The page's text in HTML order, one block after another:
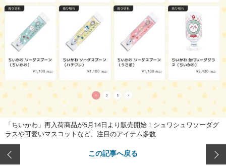
「ちいかわ」再入荷商品が5月14日より販売開始！シュワシュワソーダグ
ラスや可愛いマスコットなど、注目のアイテム多数
この記事へ戻る